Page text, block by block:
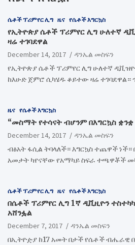
ሴቶች ፕሪምየር ሊግ ዜና የሴቶች እግርኳስ
​የኢትዮጵያ ሴቶች ፕሪምየር ሊግ ሁለተኛ
ዛሬ ተገባደዋል
December 14, 2017
ዳንኤል መስፍን
የኢትዮጵያ ሴቶች ፕሪምየር ሊግ ሁለተኛ
ከእሁድ ጀምሮ ሲካሄዱ ቆይተው ዛሬ ተገባደዋል።
ዜና የሴቶች እግርኳስ
“መስማት የተሳናት ብሆንም በእግርኳስ ቋንቋ
December 14, 2017
ዳንኤል መስፍን
ብፅአት ፋሲል ትባላለች። እግርኳስ ተጨዋች ነች።
አመታት ካየናቸው የአማካይ ስፍራ ተጫዋቾች
ሴቶች ፕሪምየር ሊግ ዜና የሴቶች እግርኳስ
​በሴቶች ፕሪምየር ሊግ 1ኛ ዲቪዚዮን
አሸንፏል
December 7, 2017
ዳንኤል መስፍን
በኢትዮዽያ ከ17 አመት በታች የሴቶች ብሔራዊ